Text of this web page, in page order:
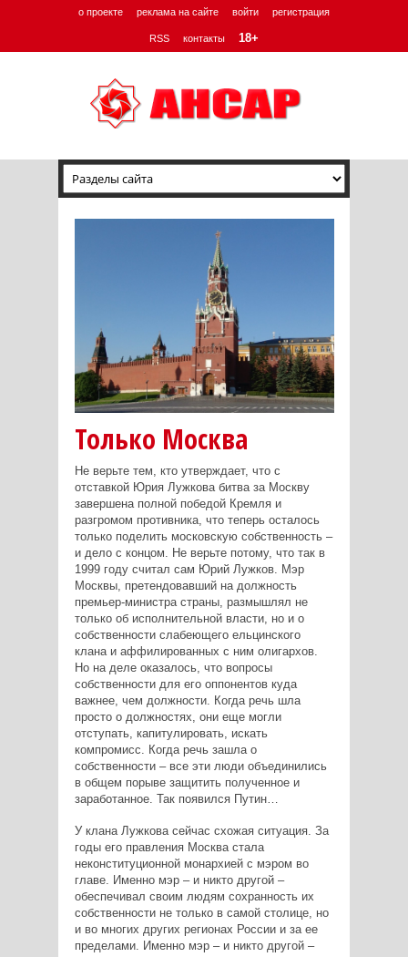
о проекте реклама на сайте войти регистрация
RSS контакты 18+
Только Москва
Не верьте тем, кто утверждает, что с
отставкой Юрия Лужкова битва за Москву
завершена полной победой Кремля и
разгромом противника, что теперь осталось
только поделить московскую собственность –
и дело с концом. Не верьте потому, что так в
1999 году считал сам Юрий Лужков. Мэр
Москвы, претендовавший на должность
премьер-министра страны, размышлял не
только об исполнительной власти, но и о
собственности слабеющего ельцинского
клана и аффилированных с ним олигархов.
Но на деле оказалось, что вопросы
собственности для его оппонентов куда
важнее, чем должности. Когда речь шла
просто о должностях, они еще могли
отступать, капитулировать, искать
компромисс. Когда речь зашла о
собственности – все эти люди объединились
в общем порыве защитить полученное и
заработанное. Так появился Путин…
У клана Лужкова сейчас схожая ситуация. За
годы его правления Москва стала
неконституционной монархией с мэром во
главе. Именно мэр – и никто другой –
обеспечивал своим людям сохранность их
собственности не только в самой столице, но
и во многих других регионах России и за ее
пределами. Именно мэр – и никто другой –